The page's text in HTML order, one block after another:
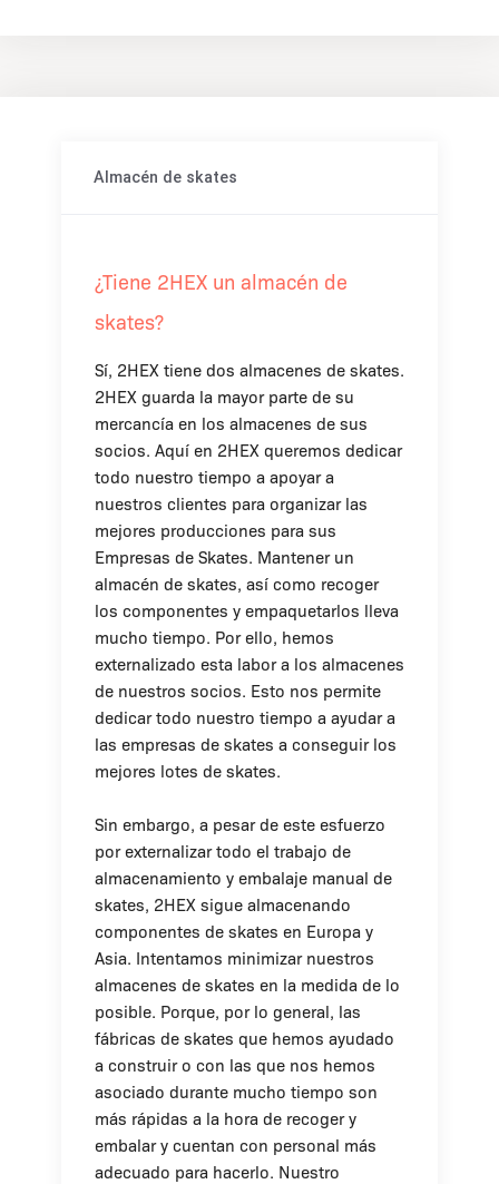
Almacén de skates
¿Tiene 2HEX un almacén de
skates?
Sí, 2HEX tiene dos almacenes de skates.
2HEX guarda la mayor parte de su
mercancía en los almacenes de sus
socios. Aquí en 2HEX queremos dedicar
todo nuestro tiempo a apoyar a
nuestros clientes para organizar las
mejores producciones para sus
Empresas de Skates. Mantener un
almacén de skates, así como recoger
los componentes y empaquetarlos lleva
mucho tiempo. Por ello, hemos
externalizado esta labor a los almacenes
de nuestros socios. Esto nos permite
dedicar todo nuestro tiempo a ayudar a
las empresas de skates a conseguir los
mejores lotes de skates.
Sin embargo, a pesar de este esfuerzo
por externalizar todo el trabajo de
almacenamiento y embalaje manual de
skates, 2HEX sigue almacenando
componentes de skates en Europa y
Asia. Intentamos minimizar nuestros
almacenes de skates en la medida de lo
posible. Porque, por lo general, las
fábricas de skates que hemos ayudado
a construir o con las que nos hemos
asociado durante mucho tiempo son
más rápidas a la hora de recoger y
embalar y cuentan con personal más
adecuado para hacerlo. Nuestro